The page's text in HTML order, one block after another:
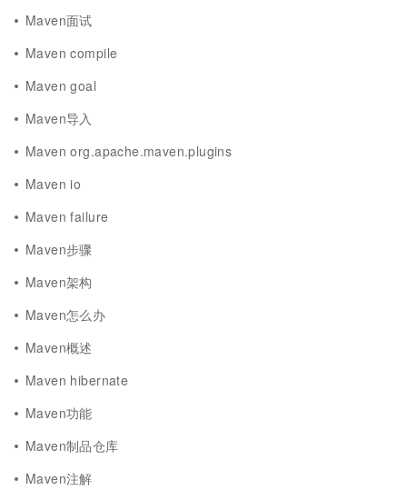
Maven面试
Maven compile
Maven goal
Maven导入
Maven org.apache.maven.plugins
Maven io
Maven failure
Maven步骤
Maven架构
Maven怎么办
Maven概述
Maven hibernate
Maven功能
Maven制品仓库
Maven注解